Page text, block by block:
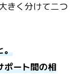
きく分けて二つ
。
ポート間の相